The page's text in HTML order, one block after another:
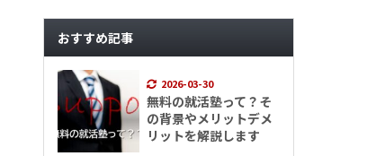
おすすめ記事
2026-03-30
無料の就活塾って？そ
の背景やメリットデメ
リットを解説します